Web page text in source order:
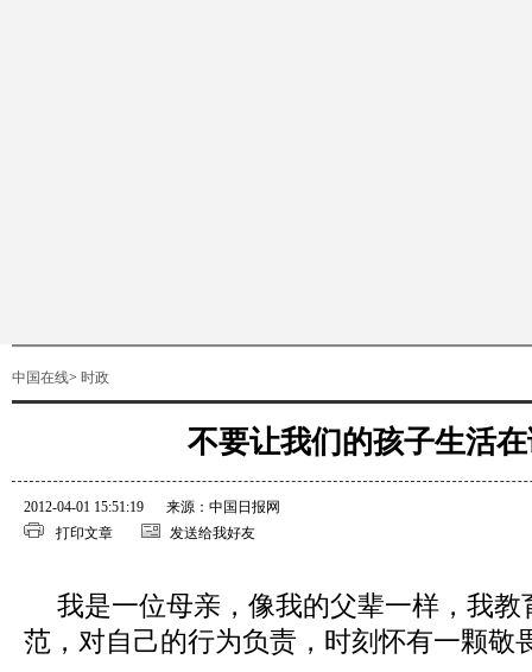
中国在线> 时政
不要让我们的孩子生活
2012-04-01 15:51:19
来源：中国日报网
打印文章
发送给我好友
我是一位母亲，像我的父辈一样，我教
范，对自己的行为负责，时刻怀有一颗